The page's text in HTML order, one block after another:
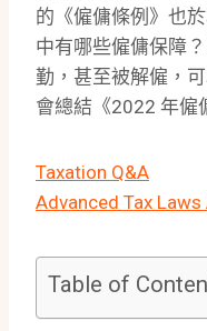
的《僱傭條例》也
中有哪些僱傭保障
勤，甚至被解僱，
會總結《2022 年僱
Taxation Q&A
Advanced Tax
Table of